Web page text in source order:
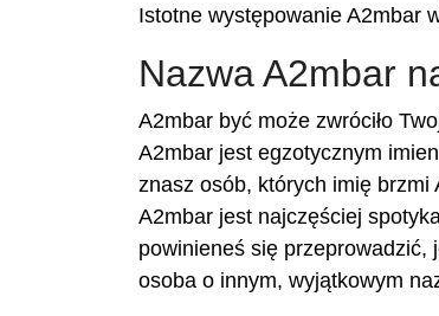
Istotne występowanie A2mbar
Nazwa A2mbar
A2mbar być może zwróciło
A2mbar jest egzotycznym
znasz osób, których imię
A2mbar jest najczęściej
powinieneś się przeprowadzić,
osoba o innym, wyjątkowym